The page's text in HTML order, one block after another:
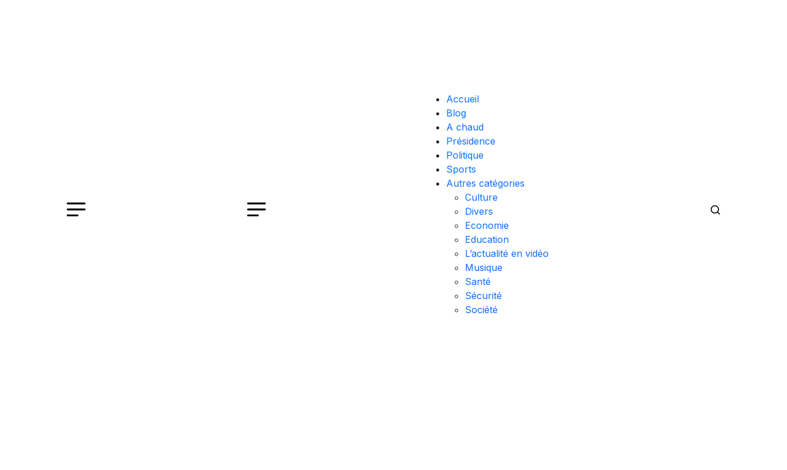
Accueil
Blog
A chaud
Présidence
Politique
Sports
Autres catégories
Culture
Divers
Economie
Education
L’actualité en vidéo
Musique
Santé
Sécurité
Société